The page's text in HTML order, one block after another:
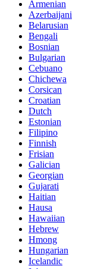
Armenian
Azerbaijani
Belarusian
Bengali
Bosnian
Bulgarian
Cebuano
Chichewa
Corsican
Croatian
Dutch
Estonian
Filipino
Finnish
Frisian
Galician
Georgian
Gujarati
Haitian
Hausa
Hawaiian
Hebrew
Hmong
Hungarian
Icelandic